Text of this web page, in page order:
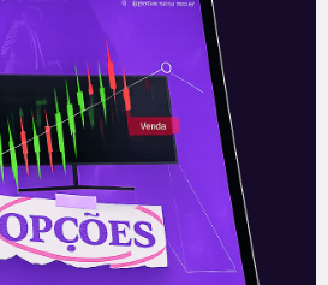
E EU COM ISSO